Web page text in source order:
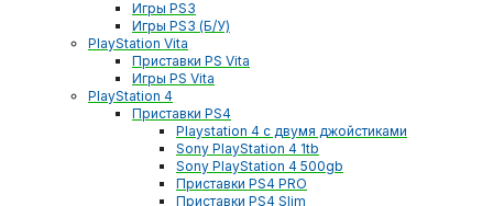
Игры PS3
Игры PS3 (Б/У)
PlayStation Vita
Приставки PS Vita
Игры PS Vita
PlayStation 4
Приставки PS4
Playstation 4 с двумя джойстиками
Sony PlayStation 4 1tb
Sony PlayStation 4 500gb
Приставки PS4 PRO
Приставки PS4 Slim